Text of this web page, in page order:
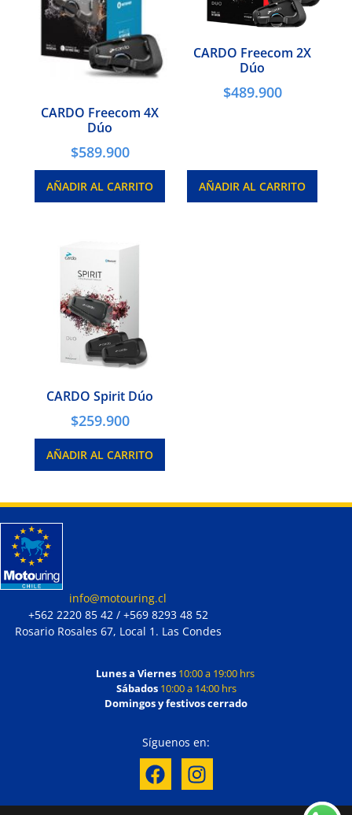
CARDO Freecom 4X
Dúo
$589.900
AÑADIR AL CARRITO
CARDO Freecom 2X
Dúo
$489.900
AÑADIR AL CARRITO
CARDO Spirit Dúo
$259.900
AÑADIR AL CARRITO
info@motouring.cl
+562 2220 85 42 / +569 8293 48 52
Rosario Rosales 67, Local 1. Las Condes
Lunes a Viernes 10:00 a 19:00 hrs
Sábados 10:00 a 14:00 hrs
Domingos y festivos cerrado
Síguenos en: